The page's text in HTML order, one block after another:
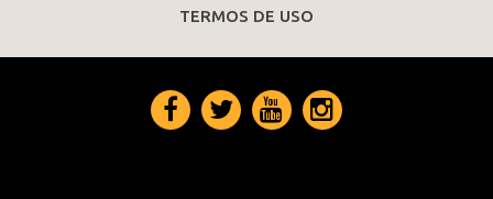
TERMOS DE USO